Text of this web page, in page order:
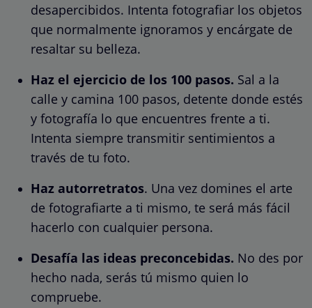
desapercibidos. Intenta fotografiar los objetos
que normalmente ignoramos y encárgate de
resaltar su belleza.
Haz el ejercicio de los 100 pasos. Sal a la
calle y camina 100 pasos, detente donde estés
y fotografía lo que encuentres frente a ti.
Intenta siempre transmitir sentimientos a
través de tu foto.
Haz autorretratos. Una vez domines el arte
de fotografiarte a ti mismo, te será más fácil
hacerlo con cualquier persona.
Desafía las ideas preconcebidas. No des por
hecho nada, serás tú mismo quien lo
compruebe.